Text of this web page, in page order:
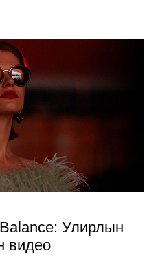
Улирлын
видео